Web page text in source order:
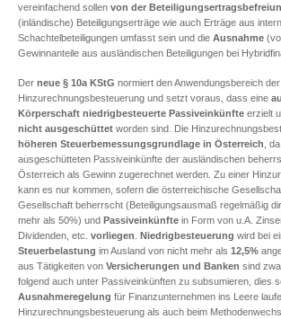
vereinfachend sollen von der
(inländische) Beteiligungserträge wie auch Erträge aus
Schachtelbeteiligungen umfasst sein und die Ausnahme
Gewinnanteile aus ausländischen Beteiligungen bei
Der neue § 10a KStG normiert den Anwendungsbereich der
Hinzurechnungsbesteuerung und setzt voraus, dass eine
Körperschaft niedrigbesteuerte Passiveinkünfte erzielt
nicht ausgeschüttet worden sind. Die
höheren Steuerbemessungsgrundlage in Österreich ,
ausgeschütteten Passiveinkünfte der ausländischen
Österreich als Gewinn zugerechnet werden. Zu einer
kann es nur kommen, sofern die österreichische
Gesellschaft beherrscht (Beteiligungsausmaß regelmäßig
mehr als 50%) und Passiveinkünfte in Form von u.A.
Dividenden, etc. vorliegen Niedrigbesteuerung wird bei
Steuerbelastung im Ausland von nicht mehr als 12,5%
aus Tätigkeiten von Versicherungen und Banken sind
folgend auch unter Passiveinkünften zu subsumieren, dies
Ausnahmeregelung für Finanzunternehmen ins Leere
Hinzurechnungsbesteuerung als auch beim